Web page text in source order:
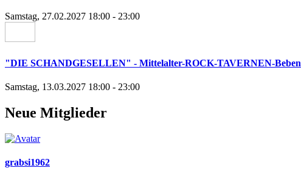
Samstag, 27.02.2027 18:00 - 23:00
"DIE SCHANDGESELLEN" - Mittelalter-ROCK-TAVERNEN-Beben
Samstag, 13.03.2027 18:00 - 23:00
Neue Mitglieder
grabsi1962